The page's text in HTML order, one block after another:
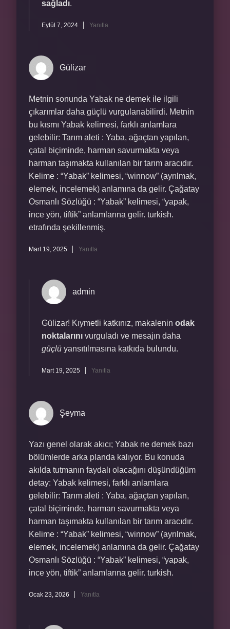
sağladı.
Eylül 7, 2024 Yanıtla
Gülizar
Metnin sonunda Yabak ne demek ile ilgili
çıkarımlar daha güçlü vurgulanabilirdi. Metnin
bu kısmı Yabak kelimesi, farklı anlamlara
gelebilir: Tarım aleti : Yaba, ağaçtan yapılan,
çatal biçiminde, harman savurmakta veya
harman taşımakta kullanılan bir tarım aracıdır.
Kelime : “Yabak” kelimesi, “winnow” (ayrılmak,
elemek, incelemek) anlamına da gelir. Çağatay
Osmanlı Sözlüğü : “Yabak” kelimesi, “yapak,
ince yön, tiftik” anlamlarına gelir. turkish.
etrafında şekillenmiş.
Mart 19, 2025 Yanıtla
admin
Gülizar! Kıymetli katkınız, makalenin odak
noktalarını vurguladı ve mesajın daha
güçlü yansıtılmasına katkıda bulundu.
Mart 19, 2025 Yanıtla
Şeyma
Yazı genel olarak akıcı; Yabak ne demek bazı
bölümlerde arka planda kalıyor. Bu konuda
akılda tutmanın faydalı olacağını düşündüğüm
detay: Yabak kelimesi, farklı anlamlara
gelebilir: Tarım aleti : Yaba, ağaçtan yapılan,
çatal biçiminde, harman savurmakta veya
harman taşımakta kullanılan bir tarım aracıdır.
Kelime : “Yabak” kelimesi, “winnow” (ayrılmak,
elemek, incelemek) anlamına da gelir. Çağatay
Osmanlı Sözlüğü : “Yabak” kelimesi, “yapak,
ince yön, tiftik” anlamlarına gelir. turkish.
Ocak 23, 2026 Yanıtla